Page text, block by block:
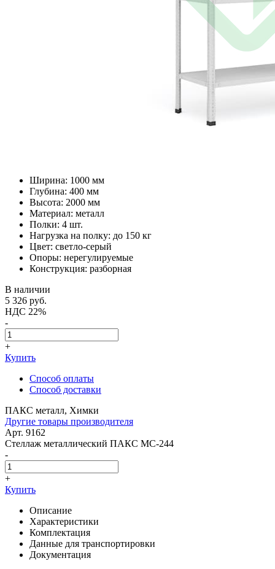
Ширина: 1000 мм
Глубина: 400 мм
Высота: 2000 мм
Материал: металл
Полки: 4 шт.
Нагрузка на полку: до 150 кг
Цвет: светло-серый
Опоры: нерегулируемые
Конструкция: разборная
В наличии
5 326 руб.
НДС 22%
-
+
Купить
Способ оплаты
Способ доставки
ПАКС металл, Химки
Другие товары производителя
Арт. 9162
Стеллаж металлический ПАКС МС-244
-
+
Купить
Описание
Характеристики
Комплектация
Данные для транспортировки
Документация